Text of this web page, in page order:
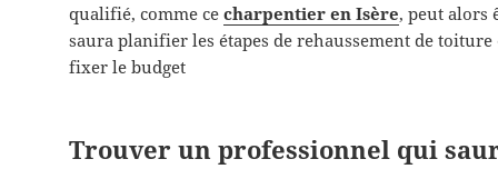
qualifié, comme cecharpentier en Isère, peut alors
saura planifier les étapes de rehaussement de
fixer le budget
Trouver un professionnel qui